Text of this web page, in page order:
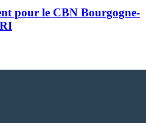
pour le CBN Bourgogne-